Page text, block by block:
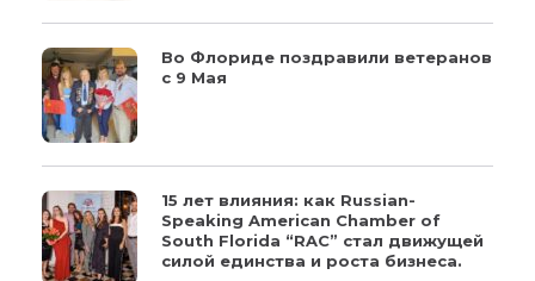
Во Флориде поздравили ветеранов
с 9 Мая
15 лет влияния: как Russian-
Speaking American Chamber of
South Florida “RAC” стал движущей
силой единства и роста бизнеса.